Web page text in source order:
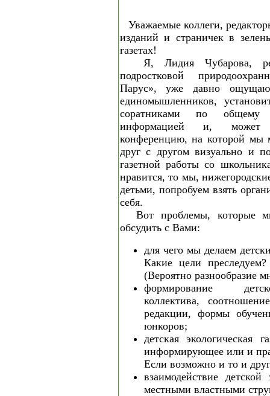
Уважаемые коллеги,
изданий и страничек в
газетах!
Я, Лидия Чубарова,
подростковой
Парус», уже давно ощущаю
единомышленников,
соратниками по общему
информацией и, может
конференцию, на которой мы
друг с другом визуально и
газетной работы со
нравится, то мы,
детьми, попробуем взять
себя.
Вот проблемы, которые
обсудить с Вами:
для чего мы делаем
Какие цели
(Вероятно разнообразие
формирование
коллектива,
редакции, формы
юнкоров;
детская экологическая
информирующее или и
Если возможно и то и
взаимодействие детской
местными властными